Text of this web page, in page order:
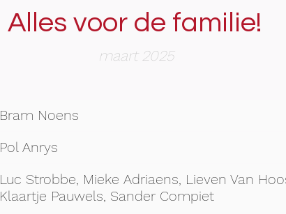
Alles voor de familie!
maart 2025
Bram Noens
Pol Anrys
Luc Strobbe, Mieke Adriaens, Lieven Van
Klaartje Pauwels, Sander Compiet